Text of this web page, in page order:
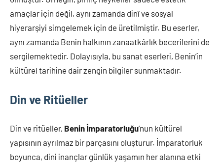
amaçlar için değil, aynı zamanda dinî ve sosyal
hiyerarşiyi simgelemek için de üretilmiştir. Bu eserler,
aynı zamanda Benin halkının zanaatkârlık becerilerini de
sergilemektedir. Dolayısıyla, bu sanat eserleri, Benin’in
kültürel tarihine dair zengin bilgiler sunmaktadır.
Din ve Ritüeller
Din ve ritüeller, Benin İmparatorluğu’nun kültürel
yapısının ayrılmaz bir parçasını oluşturur. İmparatorluk
boyunca, dini inançlar günlük yaşamın her alanına etki